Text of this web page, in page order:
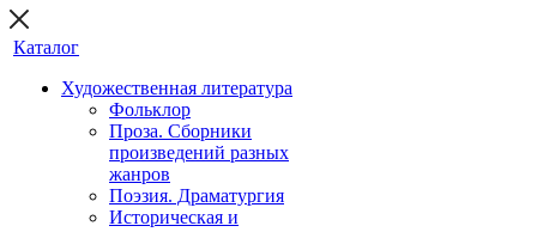
Каталог
Художественная литература
Фольклор
Проза. Сборники
произведений разных
жанров
Поэзия. Драматургия
Историческая и